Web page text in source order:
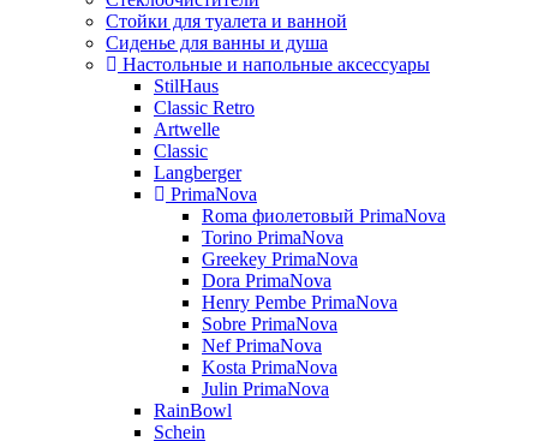
Стойки для туалета и ванной
Сиденье для ванны и душа
Настольные и напольные аксессуары
StilHaus
Classic Retro
Artwelle
Classic
Langberger
PrimaNova
Roma фиолетовый PrimaNova
Torino PrimaNova
Greekey PrimaNova
Dora PrimaNova
Henry Pembe PrimaNova
Sobre PrimaNova
Nef PrimaNova
Kosta PrimaNova
Julin PrimaNova
RainBowl
Schein